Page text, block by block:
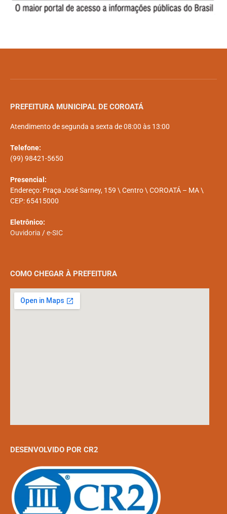
PREFEITURA MUNICIPAL DE COROATÁ
Atendimento de segunda a sexta de 08:00 às 13:00
Telefone:
(99) 98421-5650
Presencial:
Endereço: Praça José Sarney, 159 \ Centro \ COROATÁ – MA \
CEP: 65415000
Eletrônico:
Ouvidoria /e-SIC
COMO CHEGAR À PREFEITURA
DESENVOLVIDO POR CR2